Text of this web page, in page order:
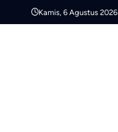
Kamis, 6 Agustus 2026